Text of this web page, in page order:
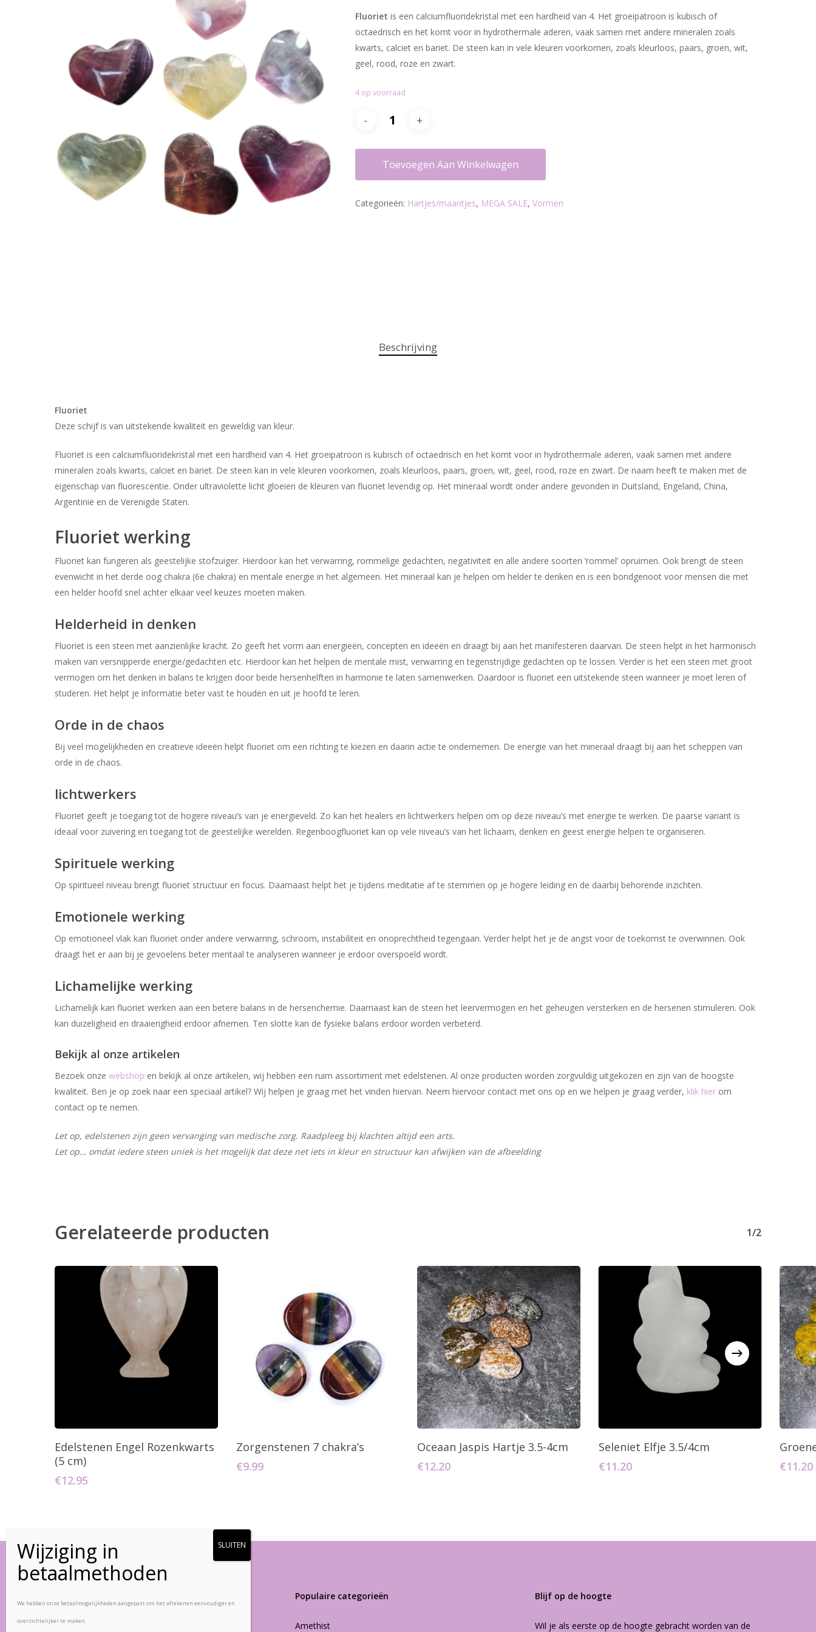
Hit enter to search or ESC to close
was:
€12.20.
is:
€9.95.
Fluoriet is een calciumfluoridekristal met een hardheid van 4. Het groeipatroon is kubisch of
octaedrisch en het komt voor in hydrothermale aderen, vaak samen met andere mineralen zoals
kwarts, calciet en bariet. De steen kan in vele kleuren voorkomen, zoals kleurloos, paars, groen, wit,
geel, rood, roze en zwart.
4 op voorraad
Toevoegen Aan Winkelwagen
Categorieën: Hartjes/maantjes, MEGA SALE, Vormen
Beschrijving
Fluoriet
Deze schijf is van uitstekende kwaliteit en geweldig van kleur.
Fluoriet is een calciumfluoridekristal met een hardheid van 4. Het groeipatroon is kubisch of octaedrisch en het komt voor in hydrothermale aderen, vaak samen met andere
mineralen zoals kwarts, calciet en bariet. De steen kan in vele kleuren voorkomen, zoals kleurloos, paars, groen, wit, geel, rood, roze en zwart. De naam heeft te maken met de
eigenschap van fluorescentie. Onder ultraviolette licht gloeien de kleuren van fluoriet levendig op. Het mineraal wordt onder andere gevonden in Duitsland, Engeland, China,
Argentinië en de Verenigde Staten.
Fluoriet werking
Fluoriet kan fungeren als geestelijke stofzuiger. Hierdoor kan het verwarring, rommelige gedachten, negativiteit en alle andere soorten ‘rommel’ opruimen. Ook brengt de steen
evenwicht in het derde oog chakra (6e chakra) en mentale energie in het algemeen. Het mineraal kan je helpen om helder te denken en is een bondgenoot voor mensen die met
een helder hoofd snel achter elkaar veel keuzes moeten maken.
Helderheid in denken
Fluoriet is een steen met aanzienlijke kracht. Zo geeft het vorm aan energieën, concepten en ideeën en draagt bij aan het manifesteren daarvan. De steen helpt in het harmonisch
maken van versnipperde energie/gedachten etc. Hierdoor kan het helpen de mentale mist, verwarring en tegenstrijdige gedachten op te lossen. Verder is het een steen met groot
vermogen om het denken in balans te krijgen door beide hersenhelften in harmonie te laten samenwerken. Daardoor is fluoriet een uitstekende steen wanneer je moet leren of
studeren. Het helpt je informatie beter vast te houden en uit je hoofd te leren.
Orde in de chaos
Bij veel mogelijkheden en creatieve ideeën helpt fluoriet om een richting te kiezen en daarin actie te ondernemen. De energie van het mineraal draagt bij aan het scheppen van
orde in de chaos.
lichtwerkers
Fluoriet geeft je toegang tot de hogere niveau’s van je energieveld. Zo kan het healers en lichtwerkers helpen om op deze niveau’s met energie te werken. De paarse variant is
ideaal voor zuivering en toegang tot de geestelijke werelden. Regenboogfluoriet kan op vele niveau’s van het lichaam, denken en geest energie helpen te organiseren.
Spirituele werking
Op spiritueel niveau brengt fluoriet structuur en focus. Daarnaast helpt het je tijdens meditatie af te stemmen op je hogere leiding en de daarbij behorende inzichten.
Emotionele werking
Op emotioneel vlak kan fluoriet onder andere verwarring, schroom, instabiliteit en onoprechtheid tegengaan. Verder helpt het je de angst voor de toekomst te overwinnen. Ook
draagt het er aan bij je gevoelens beter mentaal te analyseren wanneer je erdoor overspoeld wordt.
Lichamelijke werking
Lichamelijk kan fluoriet werken aan een betere balans in de hersenchemie. Daarnaast kan de steen het leervermogen en het geheugen versterken en de hersenen stimuleren. Ook
kan duizeligheid en draaierigheid erdoor afnemen. Ten slotte kan de fysieke balans erdoor worden verbeterd.
Bekijk al onze artikelen
Bezoek onze webshop en bekijk al onze artikelen, wij hebben een ruim assortiment met edelstenen. Al onze producten worden zorgvuldig uitgekozen en zijn van de hoogste
kwaliteit. Ben je op zoek naar een speciaal artikel? Wij helpen je graag met het vinden hiervan. Neem hiervoor contact met ons op en we helpen je graag verder, klik hier om
contact op te nemen.
Let op, edelstenen zijn geen vervanging van medische zorg. Raadpleeg bij klachten altijd een arts.
Let op… omdat iedere steen uniek is het mogelijk dat deze net iets in kleur en structuur kan afwijken van de afbeelding
Gerelateerde producten 1/2
Toevoegen Aan Winkelwagen
Edelstenen Engel Rozenkwarts
(5 cm)
€12.95
Toevoegen Aan Winkelwagen
Zorgenstenen 7 chakra’s
€9.99
Toevoegen Aan Winkelwagen
Oceaan Jaspis Hartje 3.5-4cm
€12.20
Toevoegen Aan Winkelwagen
Seleniet Elfje 3.5/4cm
€11.20
€11.20
Zandpad-Driemond 5
Populaire categorieën
Amethist
Blijf op de hoogte
Wil je als eerste op de hoogte gebracht worden van de
We hebben onze betaalmogelijkheden aangepast om het afrekenen eenvoudiger en
overzichtelijker te maken.